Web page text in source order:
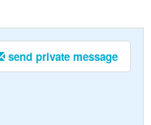
send private message